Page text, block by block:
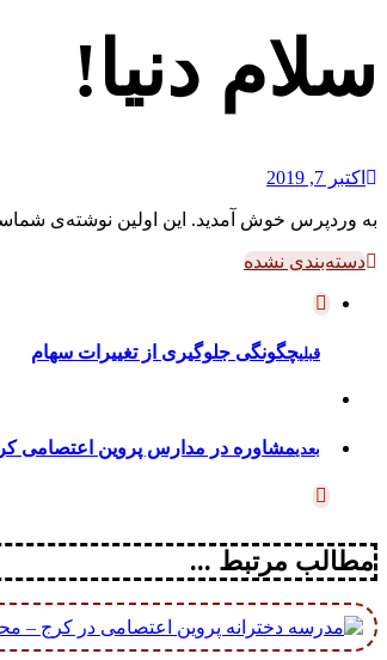
سلام دنیا!
اکتبر 7, 2019
به وردپرس خوش آمدید. این اولین نوشته‌ی
دسته‌بندی نشده
قبلیچگونگی جلوگیری از تغییرات سهام
بعدیمشاوره در مدارس پروین اعتصامی
مطالب مرتبط ...